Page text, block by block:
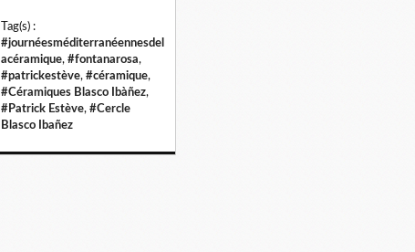
Tag(s) :
#journéesméditerranéennesdel
acéramique, #fontanarosa,
#patrickestève, #céramique,
#Céramiques Blasco Ibàñez,
#Patrick Estève, #Cercle
Blasco Ibañez